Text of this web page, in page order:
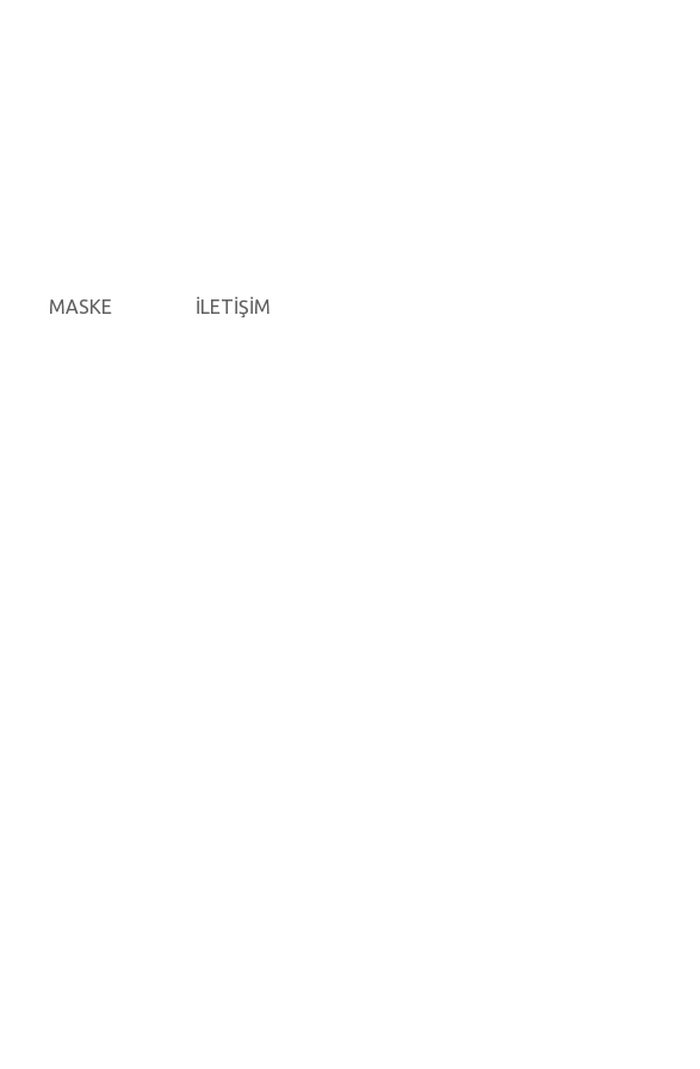
MASKE İLETİŞİM